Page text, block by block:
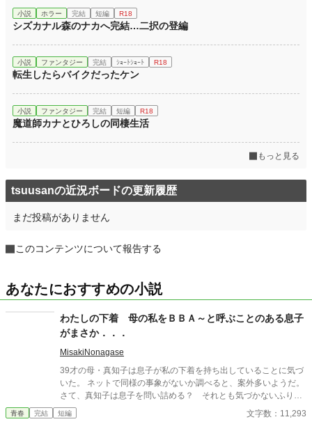
小説 ホラー 完結 短編 R18
シズカナル森のナカへ完結…二択の登編
小説 ファンタジー 完結 ｼｮｰﾄｼｮｰﾄ R18
転生したらバイクだったケン
小説 ファンタジー 完結 短編 R18
魔道師カナとひろしの同棲生活
もっと見る
tsuusanの近況ボードの更新履歴
まだ投稿がありません
このコンテンツについて報告する
あなたにおすすめの小説
わたしの下着 母の私をＢＢＡ～と呼ぶことのある息子
がまさか．．．
MisakiNonagase
39才の母・真知子は息子が私の下着を持ち出していることに気づ
いた。 ネットで同様の事象がないか調べると、案外多いようだ。
さて、真知子は息子を問い詰める？ それとも気づかないふりを
青春 完結 短編 文字数：11,293